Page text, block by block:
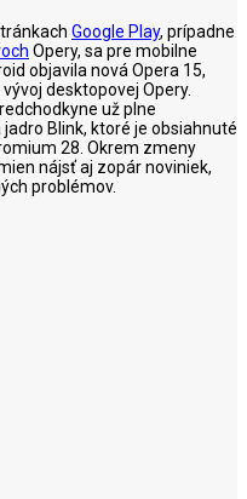
Google Play, prípadne
Opery, sa pre mobilne
objavila nová Opera 15,
desktopovej Opery.
už plne
Blink, ktoré je obsiahnuté
28. Okrem zmeny
nájsť aj zopár noviniek,
problémov.